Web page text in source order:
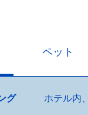
ペット
グ ホテル内、